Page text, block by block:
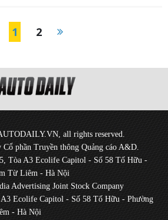
1 2
all rights reserved.
Cổ phần Truyền thông Quảng cáo A&D.
Tòa A3 Ecolife Capitol - Số 58 Tố Hữu -
Từ Liêm - Hà Nội
Advertising Joint Stock Company
A3 Ecolife Capitol - Số 58 Tố Hữu - Phường
- Hà Nội